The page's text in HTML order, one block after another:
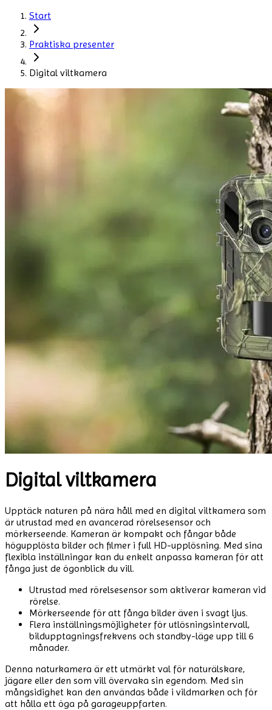
Start
Praktiska presenter
Digital viltkamera
Digital viltkamera
Upptäck naturen på nära håll med en digital viltkamera som
är utrustad med en avancerad rörelsesensor och
mörkerseende. Kameran är kompakt och fångar både
högupplösta bilder och filmer i full HD-upplösning. Med sina
flexibla inställningar kan du enkelt anpassa kameran för att
fånga just de ögonblick du vill.
Utrustad med rörelsesensor som aktiverar kameran vid
rörelse.
Mörkerseende för att fånga bilder även i svagt ljus.
Flera inställningsmöjligheter för utlösningsintervall,
bildupptagningsfrekvens och standby-läge upp till 6
månader.
Denna naturkamera är ett utmärkt val för naturälskare,
jägare eller den som vill övervaka sin egendom. Med sin
mångsidighet kan den användas både i vildmarken och för
att hålla ett öga på garageuppfarten.